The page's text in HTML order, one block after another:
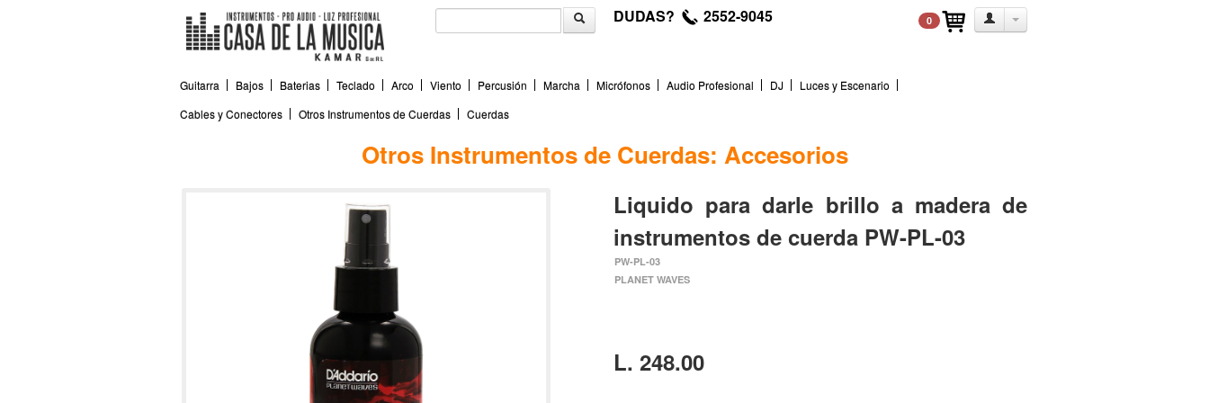
DUDAS? 2552-9045 0
Guitarra Bajos Baterias Teclado Arco Viento Percusión Marcha Micrófonos Audio Profesional DJ
Luces y Escenario
Cables y Conectores
Otros Instrumentos de Cuerdas Cuerdas
Otros Instrumentos de Cuerdas: Accesorios
Liquido para darle brillo a madera de
instrumentos de cuerda PW-PL-03
PW-PL-03
PLANET WAVES
L. 248.00